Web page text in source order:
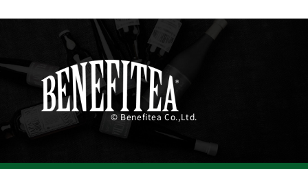
© Benefitea Co.,Ltd.